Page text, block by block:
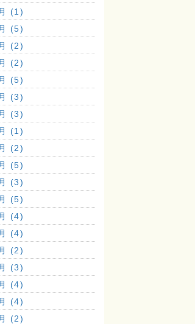
(1)
(5)
(2)
(2)
(5)
(3)
(3)
(1)
(2)
(5)
(3)
(5)
(4)
(4)
(2)
(3)
(4)
(4)
(2)